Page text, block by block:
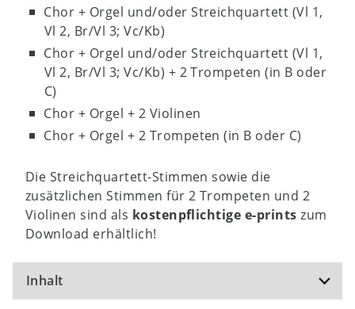
Chor + Orgel und/oder Streichquartett (Vl 1,
Vl 2, Br/Vl 3; Vc/Kb)
Chor + Orgel und/oder Streichquartett (Vl 1,
Vl 2, Br/Vl 3; Vc/Kb) + 2 Trompeten (in B oder
C)
Chor + Orgel + 2 Violinen
Chor + Orgel + 2 Trompeten (in B oder C)
Die Streichquartett-Stimmen sowie die
zusätzlichen Stimmen für 2 Trompeten und 2
Violinen sind als kostenpflichtige e-prints zum
Download erhältlich!
Inhalt